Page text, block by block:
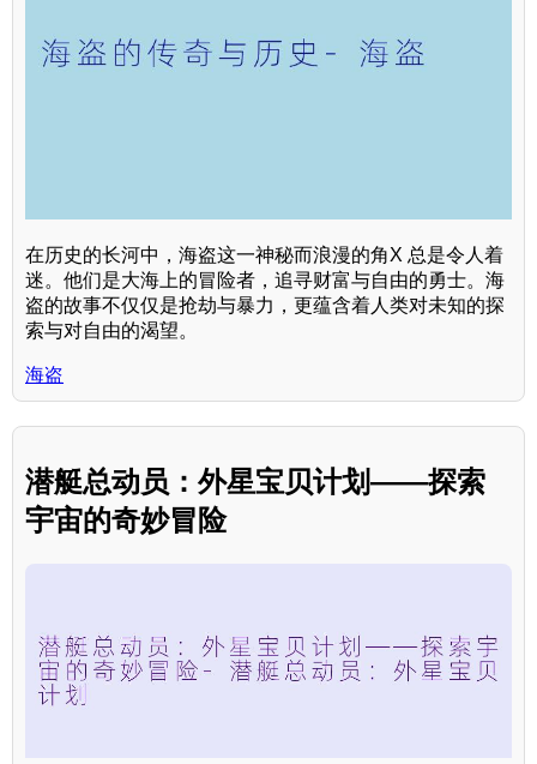
在历史的长河中，海盗这一神秘而浪漫的角X 总是令人着
迷。他们是大海上的冒险者，追寻财富与自由的勇士。海
盗的故事不仅仅是抢劫与暴力，更蕴含着人类对未知的探
索与对自由的渴望。
海盗
潜艇总动员：外星宝贝计划——探索
宇宙的奇妙冒险